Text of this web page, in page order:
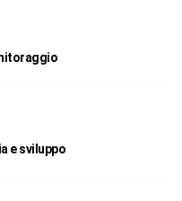
e sviluppo